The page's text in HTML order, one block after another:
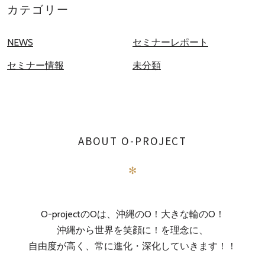
カテゴリー
NEWS セミナーレポート
セミナー情報 未分類
ABOUT O-PROJECT
✻
O-projectのOは、沖縄のO！大きな輪のO！
沖縄から世界を笑顔に！を理念に、
自由度が高く、常に進化・深化していきます！！